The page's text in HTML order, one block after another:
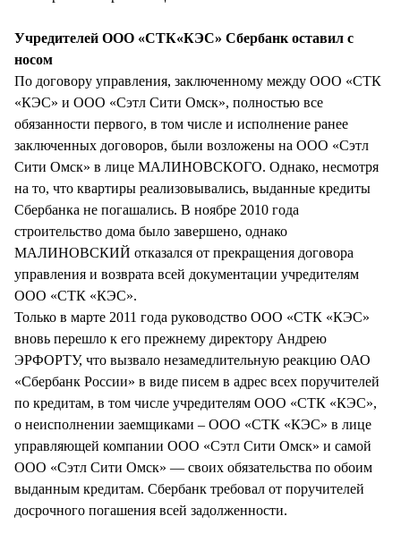
Учредителей ООО «СТК«КЭС» Сбербанк оставил с
носом
По договору управления, заключенному между ООО «СТК
«КЭС» и ООО «Сэтл Сити Омск», полностью все
обязанности первого, в том числе и исполнение ранее
заключенных договоров, были возложены на ООО «Сэтл
Сити Омск» в лице МАЛИНОВСКОГО. Однако, несмотря
на то, что квартиры реализовывались, выданные кредиты
Сбербанка не погашались. В ноябре 2010 года
строительство дома было завершено, однако
МАЛИНОВСКИЙ отказался от прекращения договора
управления и возврата всей документации учредителям
ООО «СТК «КЭС».
Только в марте 2011 года руководство ООО «СТК «КЭС»
вновь перешло к его прежнему директору Андрею
ЭРФОРТУ, что вызвало незамедлительную реакцию ОАО
«Сбербанк России» в виде писем в адрес всех поручителей
по кредитам, в том числе учредителям ООО «СТК «КЭС»,
о неисполнении заемщиками – ООО «СТК «КЭС» в лице
управляющей компании ООО «Сэтл Сити Омск» и самой
ООО «Сэтл Сити Омск» — своих обязательства по обоим
выданным кредитам. Сбербанк требовал от поручителей
досрочного погашения всей задолженности.